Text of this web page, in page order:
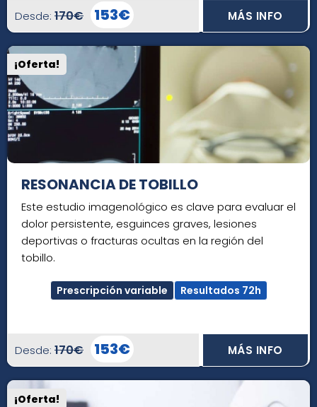
Desde: 170€ 153€ MÁS INFO
¡Oferta!
RESONANCIA DE TOBILLO
Este estudio imagenológico es clave para evaluar el
dolor persistente, esguinces graves, lesiones
deportivas o fracturas ocultas en la región del
tobillo.
Prescripción variable Resultados 72h
Desde: 170€ 153€ MÁS INFO
¡Oferta!